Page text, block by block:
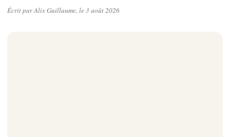
Écrit par Alix Guillaume, le 3 août 2026